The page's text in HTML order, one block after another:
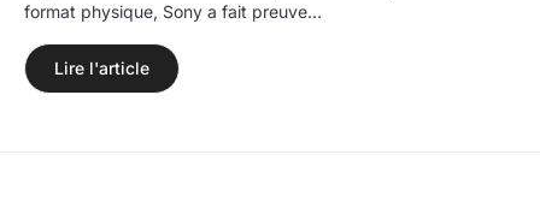
format physique, Sony a fait preuve…
Lire l'article